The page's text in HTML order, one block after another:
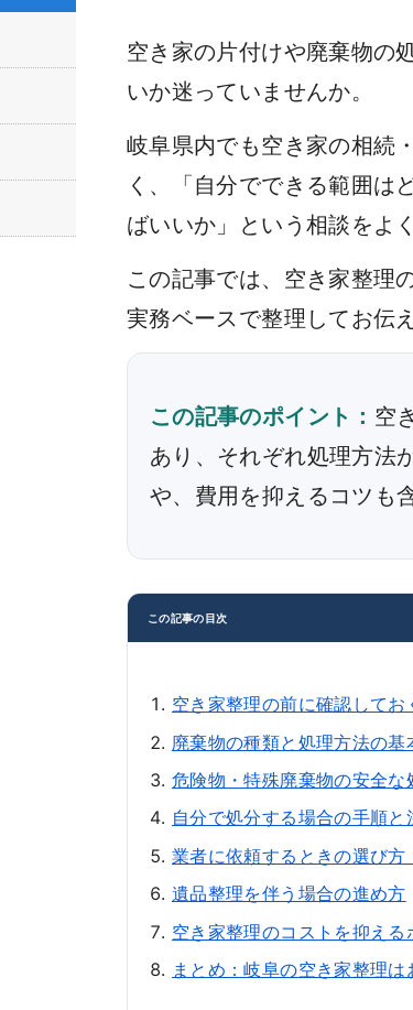
空き家の片付けや廃棄物の
いか迷っていませんか。
岐阜県内でも空き家の相続
く、「自分でできる範囲は
ばいいか」という相談をよ
この記事では、空き家整理
実務ベースで整理してお伝
この記事のポイント： 空
あり、それぞれ処理方法
や、費用を抑えるコツも
この記事の目次
空き家整理の前に確認してお
廃棄物の種類と処理方法の基
危険物・特殊廃棄物の安全な
自分で処分する場合の手順と
業者に依頼するときの選び方
遺品整理を伴う場合の進め方
空き家整理のコストを抑える
まとめ：岐阜の空き家整理